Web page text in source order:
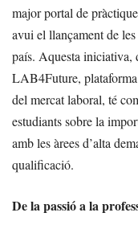
major portal de
avui el llançament de
país. Aquesta iniciativa,
LAB4Future,
del mercat laboral, té
estudiants sobre la
amb les àrees d’alta
qualificació.
De la passió a la